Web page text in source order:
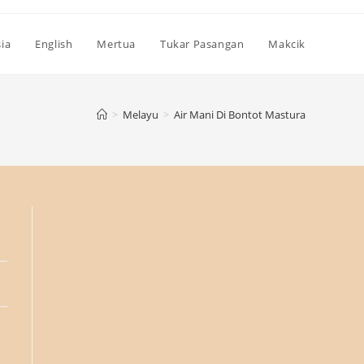
English Mertua Tukar Pasangan Makcik
> Melayu > Air Mani Di Bontot Mastura